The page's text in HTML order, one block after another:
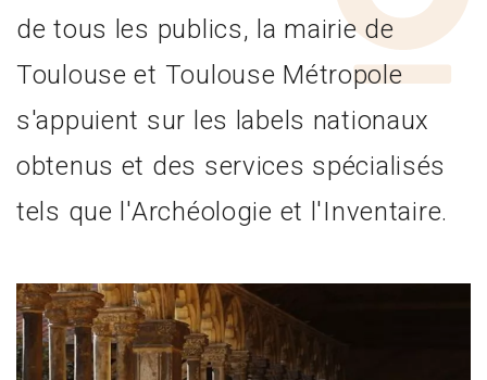
de tous les publics, la mairie de
Toulouse et Toulouse Métropole
s'appuient sur les labels nationaux
obtenus et des services spécialisés
tels que l'Archéologie et l'Inventaire.